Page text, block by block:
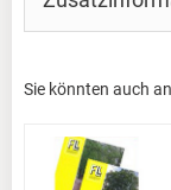
Sie könnten auch